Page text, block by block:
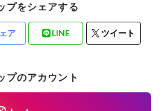
プをシェアする
ア LINE ツイート
プのアカウント